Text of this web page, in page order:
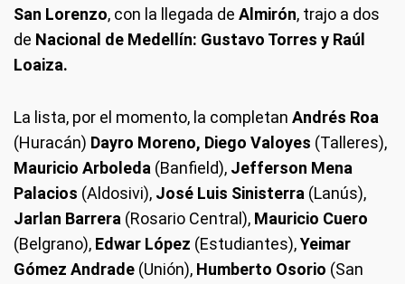
San Lorenzo, con la llegada de Almirón, trajo a dos
de Nacional de Medellín: Gustavo Torres y Raúl
Loaiza.
La lista, por el momento, la completan Andrés Roa
(Huracán) Dayro Moreno, Diego Valoyes (Talleres),
Mauricio Arboleda (Banfield), Jefferson Mena
Palacios (Aldosivi), José Luis Sinisterra (Lanús),
Jarlan Barrera (Rosario Central), Mauricio Cuero
(Belgrano), Edwar López (Estudiantes),Yeimar
Gómez Andrade (Unión), Humberto Osorio (San